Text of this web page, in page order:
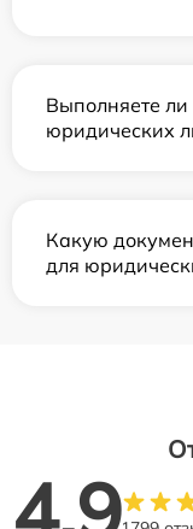
Выполняете
юридических
Какую
для